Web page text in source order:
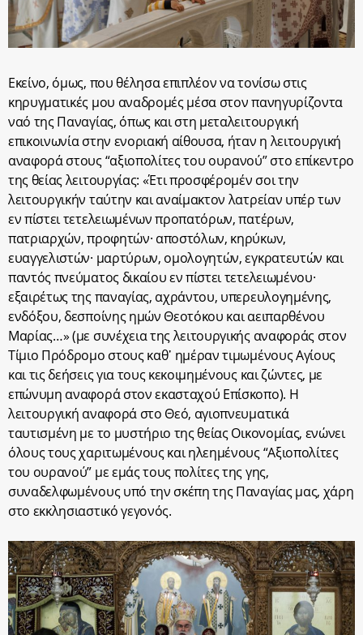
Εκείνο, όμως, που θέλησα επιπλέον να τονίσω στις
κηρυγματικές μου αναδρομές μέσα στον πανηγυρίζοντα
ναό της Παναγίας, όπως και στη μεταλειτουργική
επικοινωνία στην ενοριακή αίθουσα, ήταν η λειτουργική
αναφορά στους “αξιοπολίτες του ουρανού” στο επίκεντρο
της θείας λειτουργίας: «Έτι προσφέρομέν σοι την
λειτουργικήν ταύτην και αναίμακτον λατρείαν υπέρ των
εν πίστει τετελειωμένων προπατόρων, πατέρων,
πατριαρχών, προφητών· αποστόλων, κηρύκων,
ευαγγελιστών· μαρτύρων, ομολογητών, εγκρατευτών και
παντός πνεύματος δικαίου εν πίστει τετελειωμένου·
εξαιρέτως της παναγίας, αχράντου, υπερευλογημένης,
ενδόξου, δεσποίνης ημών Θεοτόκου και αειπαρθένου
Μαρίας…» (με συνέχεια της λειτουργικής αναφοράς στον
Τίμιο Πρόδρομο στους καθ᾽ ημέραν τιμωμένους Αγίους
και τις δεήσεις για τους κεκοιμημένους και ζώντες, με
επώνυμη αναφορά στον εκασταχού Επίσκοπο). Η
λειτουργική αναφορά στο Θεό, αγιοπνευματικά
ταυτισμένη με το μυστήριο της θείας Οικονομίας, ενώνει
όλους τους χαριτωμένους και ηλεημένους “Αξιοπολίτες
του ουρανού” με εμάς τους πολίτες της γης,
συναδελφωμένους υπό την σκέπη της Παναγίας μας, χάρη
στο εκκλησιαστικό γεγονός.